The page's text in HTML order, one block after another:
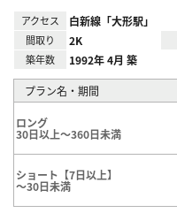
アクセス 白新線「大形駅」
間取り 2K
築年数 1992年 4月 築
プラン名・期間
ロング
30日以上～360日未満
ショート【7日以上】
～30日未満